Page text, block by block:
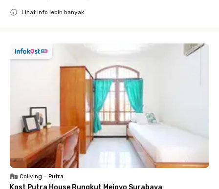
Lihat info lebih banyak
Coliving • Putra
Kost Putra House Rungkut Mejoyo Surabaya